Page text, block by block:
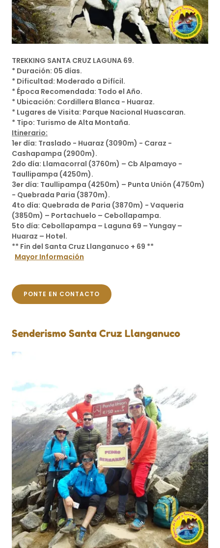
TREKKING SANTA CRUZ LAGUNA 69.
* Duración: 05 días.
* Dificultad: Moderado a Difícil.
* Época Recomendada: Todo el Año.
* Ubicación: Cordillera Blanca - Huaraz.
* Lugares de Visita: Parque Nacional Huascaran.
* Tipo: Turismo de Alta Montaña.
Itinerario:
1er día: Traslado - Huaraz (3090m) - Caraz -
Cashapampa (2900m).
2do día: Llamacorral (3760m) – Cb Alpamayo -
Taullipampa (4250m).
3er día: Taullipampa (4250m) – Punta Unión (4750m)
- Quebrada Paria (3870m).
4to día: Quebrada de Paria (3870m) - Vaqueria
(3850m) – Portachuelo – Cebollapampa.
5to día: Cebollapampa – Laguna 69 – Yungay –
Huaraz – Hotel.
** Fin del Santa Cruz Llanganuco + 69 **
Mayor Información
PONTE EN CONTACTO
Senderismo Santa Cruz Llanganuco